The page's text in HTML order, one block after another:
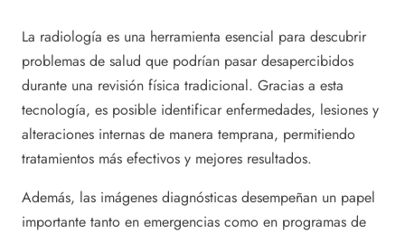
La radiología es una herramienta esencial para descubrir
problemas de salud que podrían pasar desapercibidos
durante una revisión física tradicional. Gracias a esta
tecnología, es posible identificar enfermedades, lesiones y
alteraciones internas de manera temprana, permitiendo
tratamientos más efectivos y mejores resultados.
Además, las imágenes diagnósticas desempeñan un papel
importante tanto en emergencias como en programas de